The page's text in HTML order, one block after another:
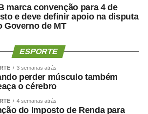
marca convenção para 4 de
e deve definir apoio na disputa
Governo de MT
ESPORTE
3 semanas atrás
perder músculo também
o cérebro
4 semanas atrás
do Imposto de Renda para